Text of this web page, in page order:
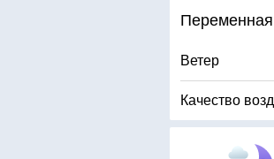
Переменная
Ветер
Качество